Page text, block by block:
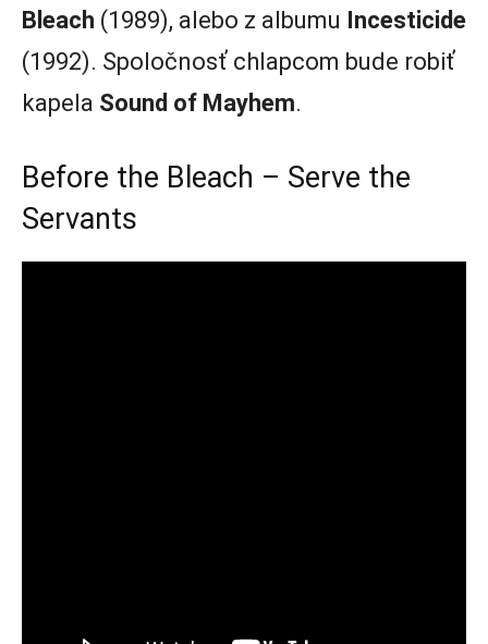
Bleach (1989), alebo z albumu Incesticide
(1992). Spoločnosť chlapcom bude robiť
kapela Sound of Mayhem.
Before the Bleach – Serve the
Servants